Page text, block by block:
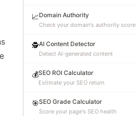
📈Domain Authority
Check your domain's authority score
🕵️AI Content Detector
Detect AI-generated content
💰SEO ROI Calculator
Estimate your SEO return
🎯SEO Grade Calculator
Score your page's SEO health